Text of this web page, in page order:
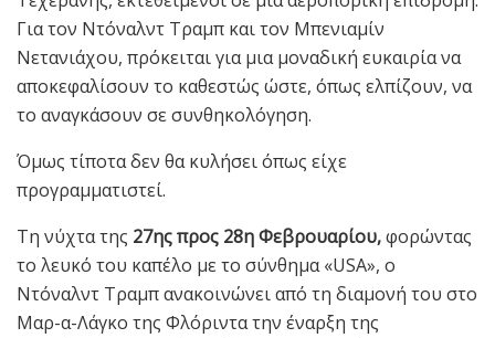
Για τον Ντόναλντ Τραμπ και τον Μπενιαμίν
Νετανιάχου, πρόκειται για μια μοναδική ευκαιρία να
αποκεφαλίσουν το καθεστώς ώστε, όπως ελπίζουν, να
το αναγκάσουν σε συνθηκολόγηση.
Όμως τίποτα δεν θα κυλήσει όπως είχε
προγραμματιστεί.
Τη νύχτα της 27ης προς 28η Φεβρουαρίου,φορώντας
το λευκό του καπέλο με το σύνθημα «USA», ο
Ντόναλντ Τραμπ ανακοινώνει από τη διαμονή του στο
Μαρ-α-Λάγκο της Φλόριντα την έναρξη της